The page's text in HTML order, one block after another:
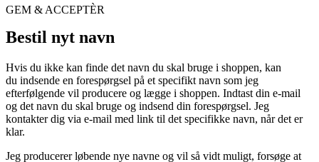
GEM & ACCEPTÈR
Bestil nyt navn
Hvis du ikke kan finde det navn du skal bruge i shoppen, kan
du indsende en forespørgsel på et specifikt navn som jeg
efterfølgende vil producere og lægge i shoppen. Indtast din e-mail
og det navn du skal bruge og indsend din forespørgsel. Jeg
kontakter dig via e-mail med link til det specifikke navn, når det er
klar.
Jeg producerer løbende nye navne og vil så vidt muligt, forsøge at